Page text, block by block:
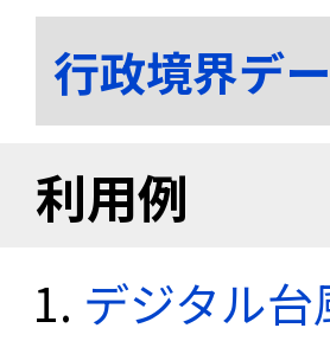
行政境界デ
利用例
デジタル